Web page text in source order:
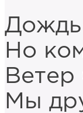
Дождь
Но
Ветер
Мы